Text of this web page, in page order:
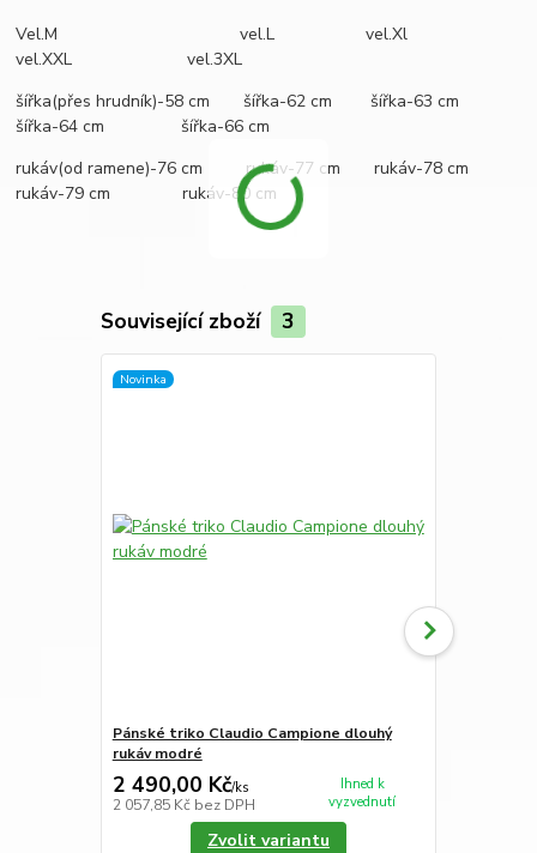
Vel.M vel.L vel.Xl
vel.XXL vel.3XL
šířka(přes hrudník)-58 cm šířka-62 cm šířka-63 cm
šířka-64 cm šířka-66 cm
rukáv(od ramene)-76 cm rukáv-77 cm rukáv-78 cm
rukáv-79 cm rukáv-80 cm
Související zboží 3
Novinka
Pánské triko Claudio Campione dlouhý
rukáv modré
2 490,00 Kč/ks
2 057,85 Kč bez DPH
Ihned k
vyzvednutí
Zvolit variantu